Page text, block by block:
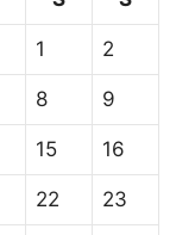
1 2
8 9
15 16
22 23